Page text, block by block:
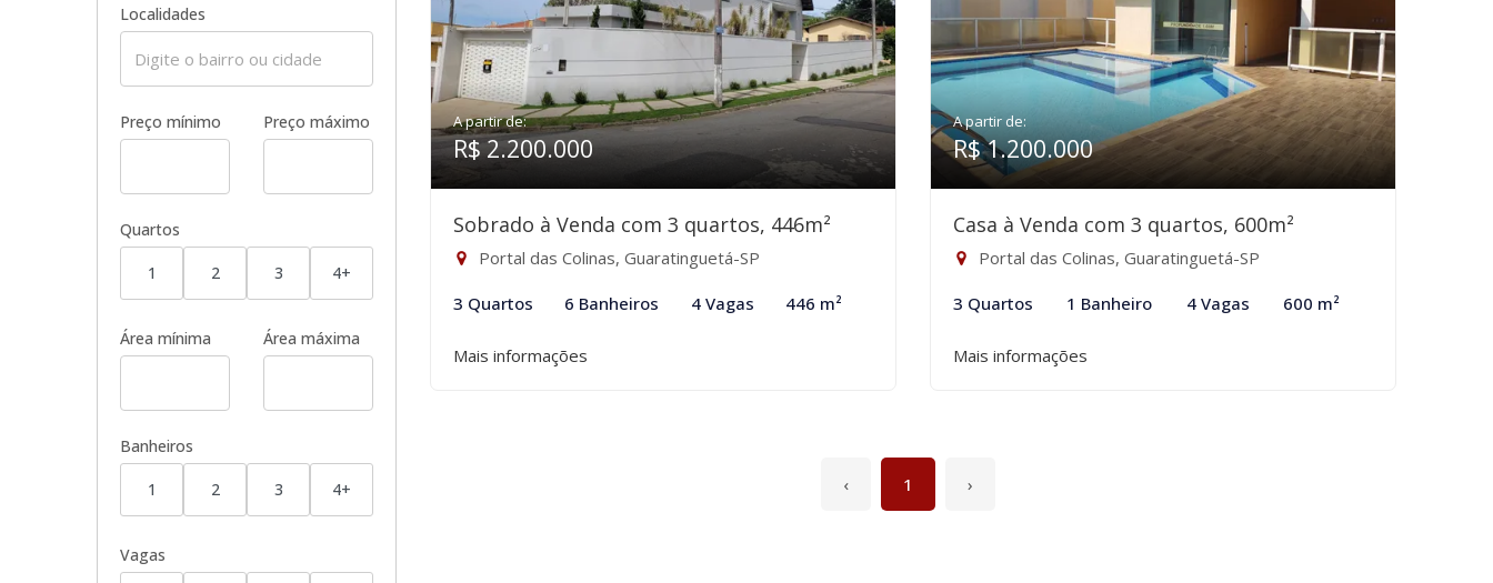
Localidades
Preço mínimo Preço máximo
Quartos
1 2 3 4+
Área mínima Área máxima
Banheiros
1 2 3 4+
Vagas
A partir de:
R$ 2.200.000
Sobrado à Venda com 3 quartos, 446m²
Portal das Colinas, Guaratinguetá-SP
3 Quartos 6 Banheiros 4 Vagas 446 m²
Mais informações
A partir de:
R$ 1.200.000
Casa à Venda com 3 quartos, 600m²
Portal das Colinas, Guaratinguetá-SP
3 Quartos 1 Banheiro 4 Vagas 600 m²
Mais informações
‹ 1 ›